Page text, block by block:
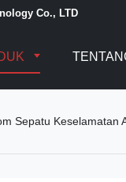
Co., LTD
Sepatu Keselamatan